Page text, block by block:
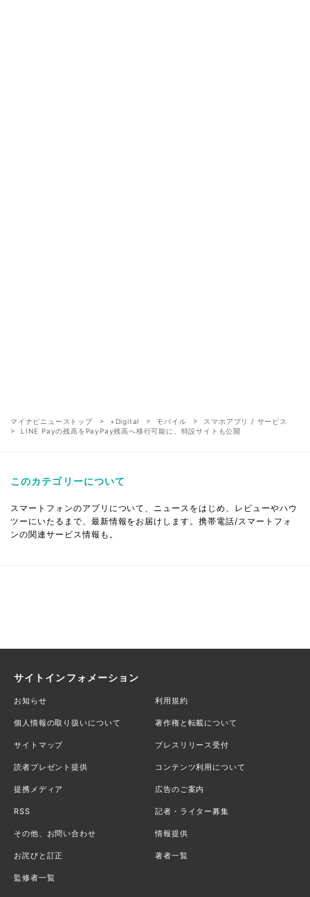
マイナビニューストップ +Digital モバイル
スマホアプリ / サービス
LINE Payの残高をPayPay残高へ移行可能に、特設サイトも公開
このカテゴリーについて
スマートフォンのアプリについて、ニュースをはじめ、レビューやハウ
ツーにいたるまで、最新情報をお届けします。携帯電話/スマートフォ
ンの関連サービス情報も。
サイトインフォメーション
お知らせ 利用規約
個人情報の取り扱いについて 著作権と転載について
サイトマップ プレスリリース受付
読者プレゼント提供 コンテンツ利用について
提携メディア 広告のご案内
RSS 記者・ライター募集
その他、お問い合わせ 情報提供
お詫びと訂正 著者一覧
監修者一覧